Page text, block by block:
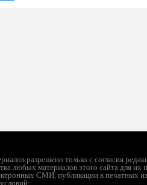
разрешено только с согласия
любых материалов этого сайта для их
СМИ, публикации в печатных